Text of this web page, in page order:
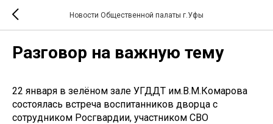
Новости Общественной палаты г.Уфы
Разговор на важную тему
22 января в зелёном зале УГДДТ им.В.М.Комарова
состоялась встреча воспитанников дворца с
сотрудником Росгвардии, участником СВО